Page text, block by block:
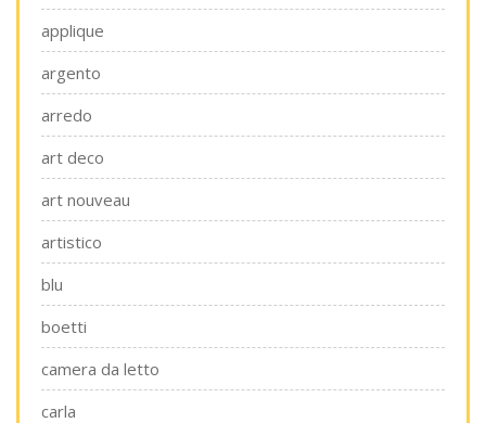
applique
argento
arredo
art deco
art nouveau
artistico
blu
boetti
camera da letto
carla